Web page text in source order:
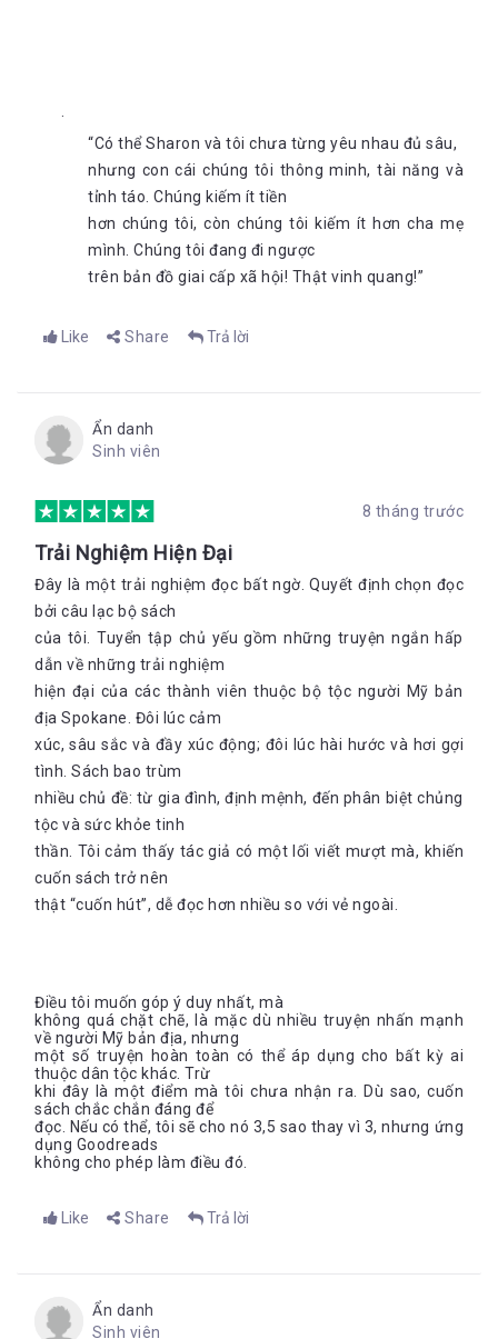
“Có thể Sharon và tôi chưa từng yêu nhau đủ sâu,
nhưng con cái chúng tôi thông minh, tài năng và
tỉnh táo. Chúng kiếm ít tiền
hơn chúng tôi, còn chúng tôi kiếm ít hơn cha mẹ
mình. Chúng tôi đang đi ngược
trên bản đồ giai cấp xã hội! Thật vinh quang!”
Like Share Trả lời
Ẩn danh
Sinh viên
8 tháng trước
Trải Nghiệm Hiện Đại
Đây là một trải nghiệm đọc bất ngờ. Quyết định chọn đọc
bởi câu lạc bộ sách
của tôi. Tuyển tập chủ yếu gồm những truyện ngắn hấp
dẫn về những trải nghiệm
hiện đại của các thành viên thuộc bộ tộc người Mỹ bản
địa Spokane. Đôi lúc cảm
xúc, sâu sắc và đầy xúc động; đôi lúc hài hước và hơi gợi
tình. Sách bao trùm
nhiều chủ đề: từ gia đình, định mệnh, đến phân biệt chủng
tộc và sức khỏe tinh
thần. Tôi cảm thấy tác giả có một lối viết mượt mà, khiến
cuốn sách trở nên
thật “cuốn hút”, dễ đọc hơn nhiều so với vẻ ngoài.
Điều tôi muốn góp ý duy nhất, mà
không quá chặt chẽ, là mặc dù nhiều truyện nhấn mạnh
về người Mỹ bản địa, nhưng
một số truyện hoàn toàn có thể áp dụng cho bất kỳ ai
thuộc dân tộc khác. Trừ
khi đây là một điểm mà tôi chưa nhận ra. Dù sao, cuốn
sách chắc chắn đáng để
đọc. Nếu có thể, tôi sẽ cho nó 3,5 sao thay vì 3, nhưng ứng
dụng Goodreads
không cho phép làm điều đó.
Like Share Trả lời
Ẩn danh
Sinh viên